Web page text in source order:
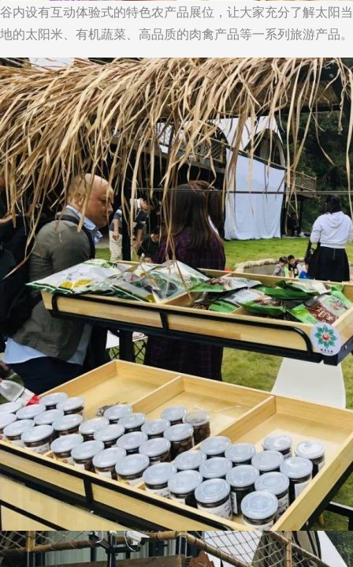
谷内设有互动体验式的特色农产品展位，让大家充分了解太阳当
地的太阳米、有机蔬菜、高品质的肉禽产品等一系列旅游产品。